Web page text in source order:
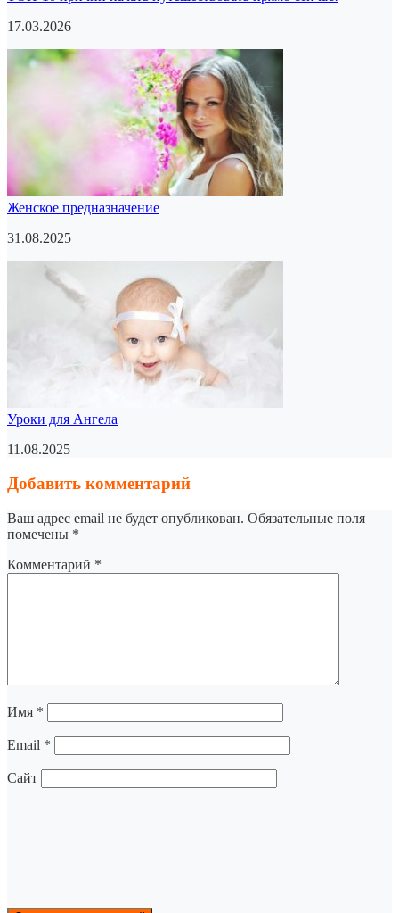
17.03.2026
Женское предназначение
31.08.2025
Уроки для Ангела
11.08.2025
Добавить комментарий
Ваш адрес email не будет опубликован. Обязательные поля
помечены *
Комментарий *
Имя *
Email *
Сайт